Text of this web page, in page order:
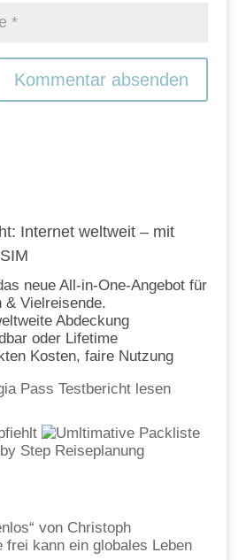
Internet weltweit – mit
neue All-in-One-Angebot für
& Vielreisende.
Abdeckung
oder Lifetime
Kosten, faire Nutzung
Pass Testbericht lesen
von Christoph
frei kann ein globales Leben